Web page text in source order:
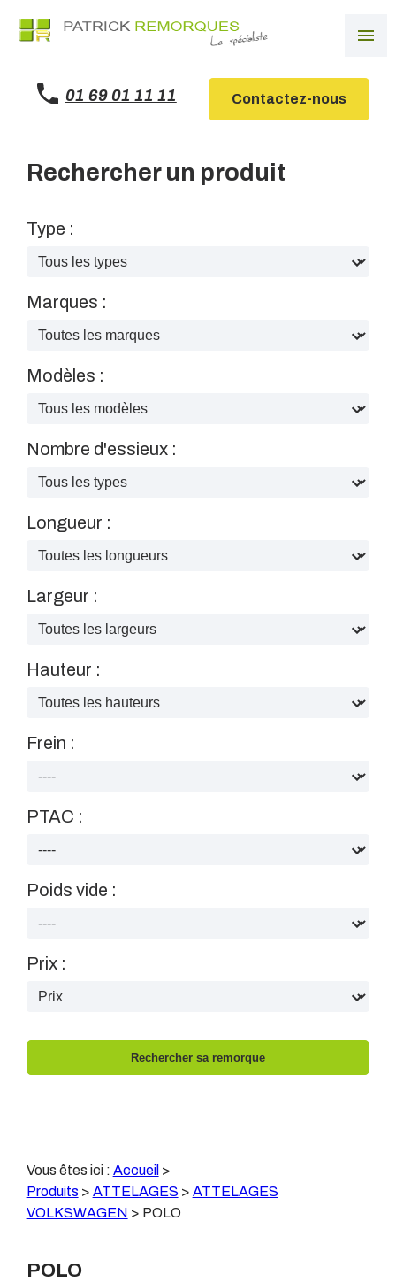
menu
01 69 01 11 11 Contactez-nous
Rechercher un produit
Type :
Marques :
Modèles :
Nombre d'essieux :
Longueur :
Largeur :
Hauteur :
Frein :
PTAC :
Poids vide :
Prix :
Vous êtes ici : Accueil >
Produits > ATTELAGES > ATTELAGES
VOLKSWAGEN > POLO
POLO